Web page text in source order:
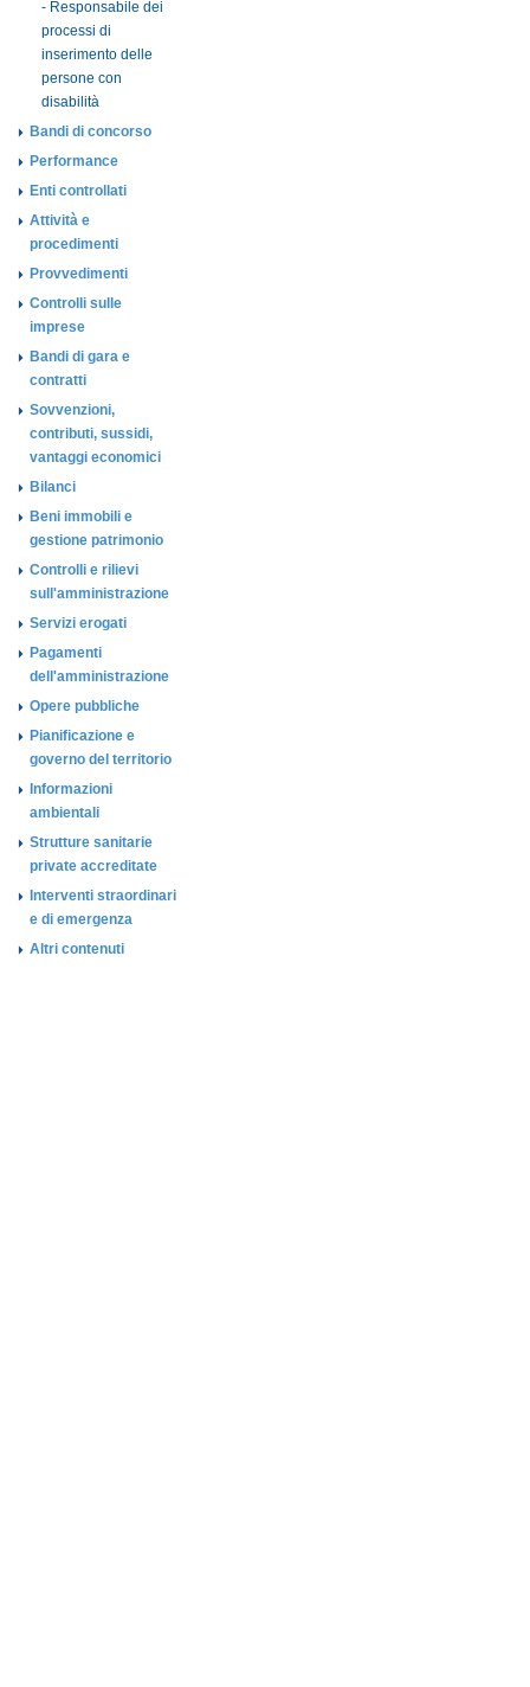
- Responsabile dei
processi di
inserimento delle
persone con
disabilità
Bandi di concorso
Performance
Enti controllati
Attività e
procedimenti
Provvedimenti
Controlli sulle
imprese
Bandi di gara e
contratti
Sovvenzioni,
contributi, sussidi,
vantaggi economici
Bilanci
Beni immobili e
gestione patrimonio
Controlli e rilievi
sull'amministrazione
Servizi erogati
Pagamenti
dell'amministrazione
Opere pubbliche
Pianificazione e
governo del territorio
Informazioni
ambientali
Strutture sanitarie
private accreditate
Interventi straordinari
e di emergenza
Altri contenuti